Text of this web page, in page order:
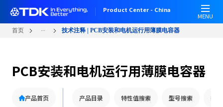
Product Center - China
MENU
首页 ... 技术注释 | PCB安装和电机运行用薄膜电容器
PCB安装和电机运行用薄膜电容器
产品首页 产品目录 特性值搜索 型号搜索 技